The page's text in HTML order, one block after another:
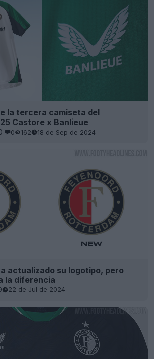
la tercera camiseta del
Castore x Banlieue
0 162 18 de Sep de 2024
actualizado su logotipo, pero
la diferencia
22 de Jul de 2024